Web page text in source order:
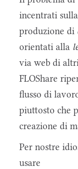
incentrati sulla
produzione di
orientati alla
via web di
FLOShare
flusso di
piuttosto che
creazione di
Per nostre
usare